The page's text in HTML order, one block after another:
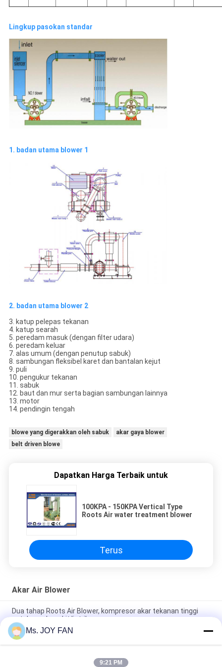
Lingkup pasokan standar
1. badan utama blower 1
2. badan utama blower 2
3. katup pelepas tekanan
4. katup searah
5. peredam masuk (dengan filter udara)
6. peredam keluar
7. alas umum (dengan penutup sabuk)
8. sambungan fleksibel karet dan bantalan kejut
9. puli
10. pengukur tekanan
11. sabuk
12. baut dan mur serta bagian sambungan lainnya
13. motor
14. pendingin tengah
blowe yang digerakkan oleh sabuk
akar gaya blower
belt driven blowe
Dapatkan Harga Terbaik untuk
100KPA - 150KPA Vertical Type
Roots Air water treatment blower
Terus
Akar Air Blower
Dua tahap Roots Air Blower, kompresor akar tekanan tinggi
untuk pembangkit listrik
BKD-3000 Three Lobe Roots Blower & kompresor 100KPA-
150KPA untuk aplikasi yang luas
Ms. JOY FAN
9:21 PM